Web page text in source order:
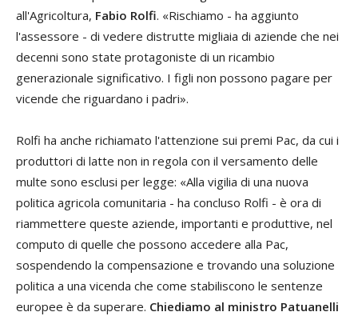
all'Agricoltura, Fabio Rolfi. «Rischiamo - ha aggiunto
l'assessore - di vedere distrutte migliaia di aziende che nei
decenni sono state protagoniste di un ricambio
generazionale significativo. I figli non possono pagare per
vicende che riguardano i padri».
Rolfi ha anche richiamato l'attenzione sui premi Pac, da cui i
produttori di latte non in regola con il versamento delle
multe sono esclusi per legge: «Alla vigilia di una nuova
politica agricola comunitaria - ha concluso Rolfi - è ora di
riammettere queste aziende, importanti e produttive, nel
computo di quelle che possono accedere alla Pac,
sospendendo la compensazione e trovando una soluzione
politica a una vicenda che come stabiliscono le sentenze
europee è da superare. Chiediamo al ministro Patuanelli